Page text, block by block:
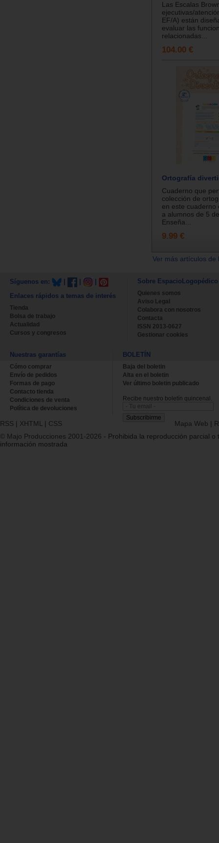
Las Escalas
ejecutivas/
EF/A) están
evaluar las
relacionadas...
104.00 €
Ortografía
Cuaderno que
colección de
en este cuaderno
a alumnos de 5
Enseña...
9.99 €
Ver más artículos
Síguenos en:
Enlaces rápidos a temas de interés
Tienda
Bolsa de trabajo
Actualidad
Cursos y congresos
Sobre EspacioLogopédico
Quienes somos
Aviso Legal
Colabora con nosotros
Contacta
ISSN 2013-0627
Gestionar cookies
Nuestras garantías
Cómo comprar
Envío de pedidos
Formas de pago
Contacto tienda
Condiciones de venta
Política de devoluciones
BOLETÍN
Baja del boletin
Alta en el boletin
Ver último boletin publicado
Recibe nuestro boletín quincenal.
RSS | XHTML | CSS Mapa Web |
© Majo Producciones 2001-2026 - Prohibida la reproducción parcial o
información mostrada